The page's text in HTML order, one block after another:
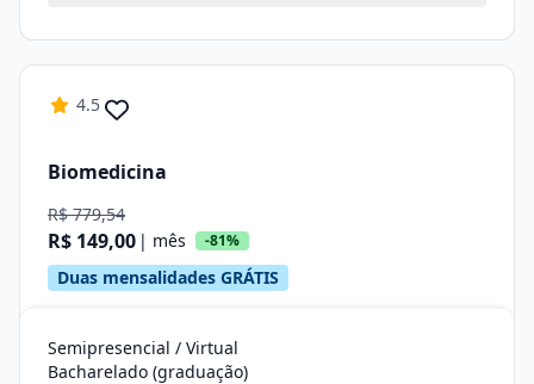
4.5
Biomedicina
R$ 779,54
R$ 149,00 | mês -81%
Duas mensalidades GRÁTIS
Semipresencial / Virtual
Bacharelado (graduação)